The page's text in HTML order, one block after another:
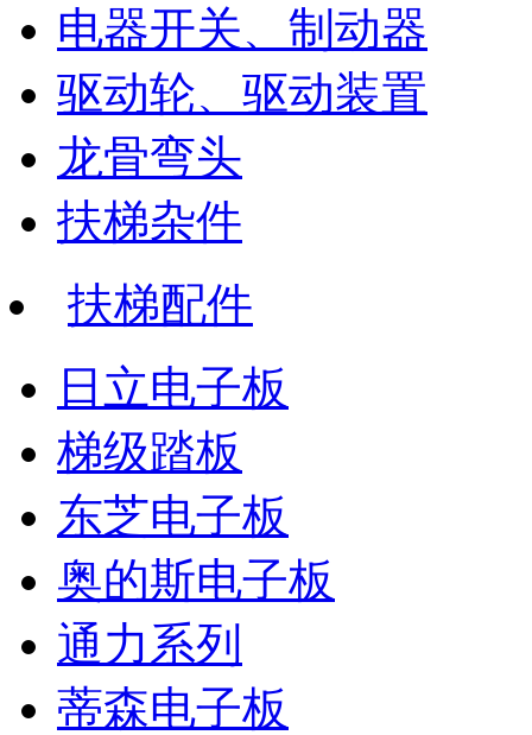
电器开关、制动器
驱动轮、驱动装置
龙骨弯头
扶梯杂件
扶梯配件
日立电子板
梯级踏板
东芝电子板
奥的斯电子板
通力系列
蒂森电子板